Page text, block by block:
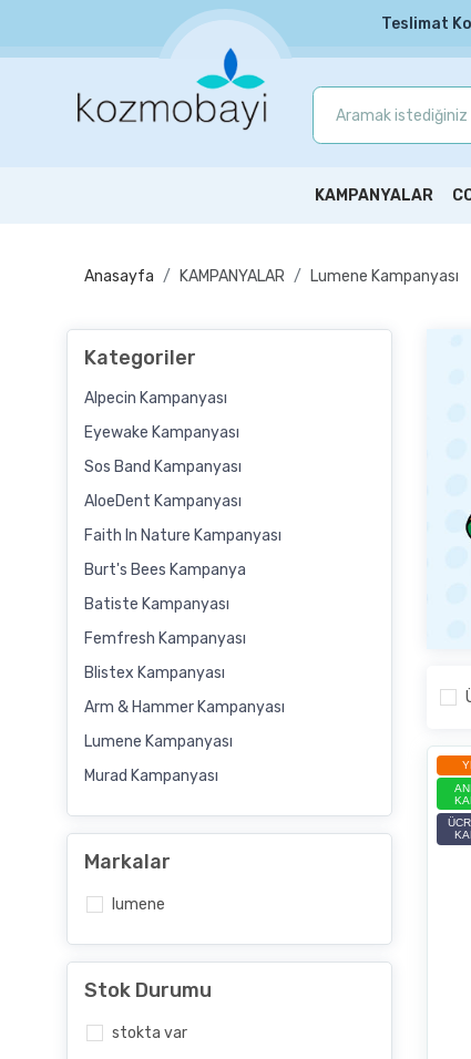
Teslimat
KAMPANYALAR
Anasayfa KAMPANYALAR Lumene Kampanyası
Kategoriler
Alpecin Kampanyası
Eyewake Kampanyası
Sos Band Kampanyası
AloeDent Kampanyası
Faith In Nature Kampanyası
Burt's Bees Kampanya
Batiste Kampanyası
Femfresh Kampanyası
Blistex Kampanyası
Arm & Hammer Kampanyası
Lumene Kampanyası
Murad Kampanyası
Markalar
lumene
Stok Durumu
stokta var